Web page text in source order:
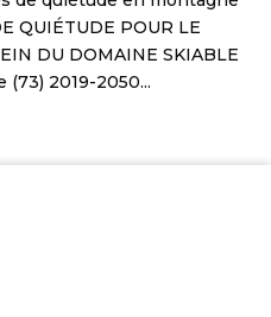
QUIÉTUDE POUR LE
DU DOMAINE SKIABLE
(73) 2019-2050...